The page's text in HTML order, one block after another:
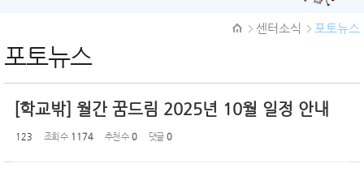
센터소식
포토뉴스
포토뉴스
[학교밖] 월간 꿈드림 2025년 10월 일정 안내
123 조회 수 1174 추천 수 0 댓글 0
스케치북5